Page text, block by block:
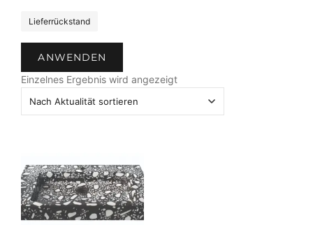
e
u
Lieferrückstand
ANWENDEN
Einzelnes Ergebnis wird angezeigt